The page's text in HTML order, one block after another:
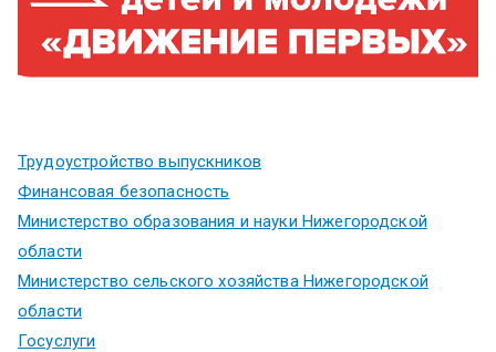
Трудоустройство выпускников
Финансовая безопасность
Министерство образования и науки Нижегородской
области
Министерство сельского хозяйства Нижегородской
области
Госуслуги